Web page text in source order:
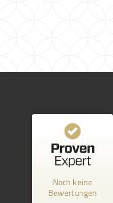
Noch keine
Bewertungen
und Erfahrungen zu